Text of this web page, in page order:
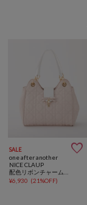
SALE 
one after another
NICE CLAUP
配色リボンチャーム付きキルティングバッグ
¥6,930 (21%OFF)